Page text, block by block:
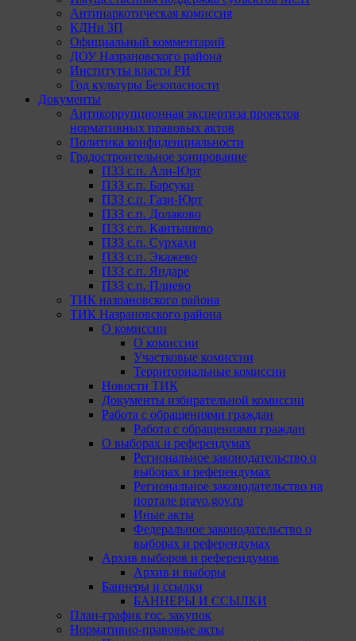
Антинаркотическая комиссия
КДНи ЗП
Официальный комментарий
ДОУ Назрановского района
Институты власти РИ
Год культуры Безопасности
Документы
Антикоррупционная экспертиза проектов
нормативных правовых актов
Политика конфиденциальности
Градостроительное зонирование
ПЗЗ с.п. Али-Юрт
ПЗЗ с.п. Барсуки
ПЗЗ с.п. Гази-Юрт
ПЗЗ с.п. Долаково
ПЗЗ с.п. Кантышево
ПЗЗ с.п. Сурхахи
ПЗЗ с.п. Экажево
ПЗЗ с.п. Яндаре
ПЗЗ с.п. Плиево
ТИК назрановского района
ТИК Назрановского района
О комиссии
О комиссии
Участковые комиссии
Территориальные комиссии
Новости ТИК
Документы избирательной комиссии
Работа с обращениями граждан
Работа с обращениями граждан
О выборах и референдумах
Региональное законодательство о
выборах и референдумах
Региональное законодательство на
портале pravo.gov.ru
Иные акты
Федеральное законодательство о
выборах и референдумах
Архив выборов и референдумов
Архив и выборы
Баннеры и ссылки
БАННЕРЫ И ССЫЛКИ
План-график гос. закупок
Нормативно-правовые акты